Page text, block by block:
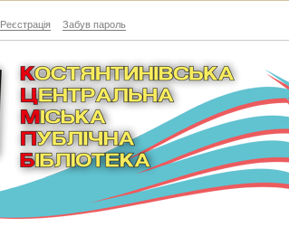
Реєстрація Забув пароль